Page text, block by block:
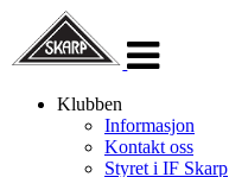
navigasjon
Klubben
Informasjon
Kontakt oss
Styret i IF Skarp